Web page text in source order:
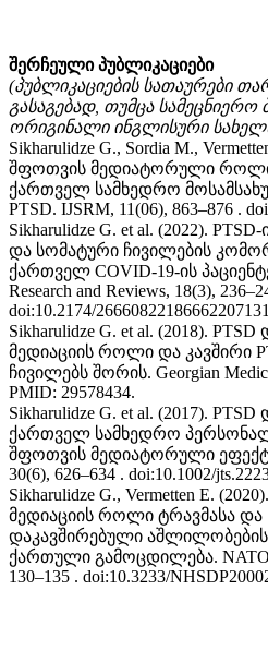
შერჩეული პუბლიკაციები
(პუბლიკაციების სათაურები
გასაგებად, თუმცა სამეცნიერო
ორიგინალი ინგლისური
Sikharulidze G., Sordia M.,
შფოთვის მედიატორული როლი
ქართველ სამხედრო
PTSD. IJSRM, 11(06), 863–876 .
Sikharulidze G. et al. (2022).
და სომატური ჩივილების
ქართველ COVID-19-ის
Research and Reviews, 18(3),
doi:10.2174/
Sikharulidze G. et al. (2018). PTSD
მედიაციის როლი და კავშირი
ჩივილებს შორის. Georgian
PMID: 29578434.
Sikharulidze G. et al. (2017). PTSD
ქართველ სამხედრო
შფოთვის მედიატორული
30(6), 626–634 . doi:10.1002/
Sikharulidze G., Vermetten E. (2020).
მედიაციის როლი ტრავმასა და
დაკავშირებული
ქართული გამოცდილება.
130–135 . doi:10.3233/